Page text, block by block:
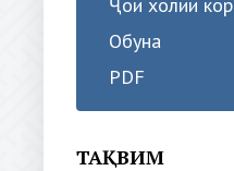
Обуна
PDF
ТАҚВИМ